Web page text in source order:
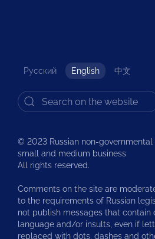
Русский English 中文
© 2023 Russian non-governmental
small and medium business
All rights reserved.
Comments on the site are
to the requirements of Russian
not publish messages that contain
language and/or insults, even if
replaced with dots, dashes and